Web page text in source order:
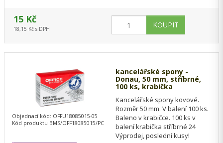
15 Kč
18,15 Kč s DPH
kancelářské spony -
Donau, 50 mm, stříbrné,
100 ks, krabička
Kancelářské spony kovové.
Rozměr 50 mm. V balení 100 ks.
Baleno v krabičce. 100 ks v
balení krabička stříbrné 24
Výprodej, poslední kusy!
Objednací kód: OFFU18085015-05
Kód produktu BMS/OFF18085015/PC